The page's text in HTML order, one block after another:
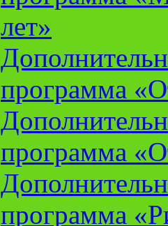
лет»
программа
программа
программа